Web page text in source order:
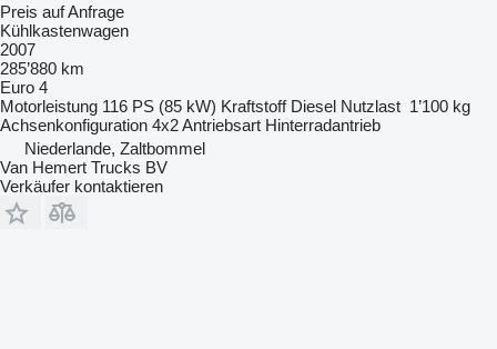
Preis auf Anfrage
Kühlkastenwagen
2007
285’880 km
Euro 4
Motorleistung 116 PS (85 kW) Kraftstoff Diesel Nutzlast 1’100 kg
Achsenkonfiguration 4x2Antriebsart Hinterradantrieb
Niederlande, Zaltbommel
Van Hemert Trucks BV
Verkäufer kontaktieren